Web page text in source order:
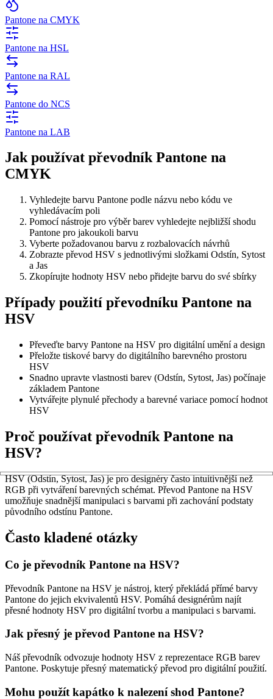
Pantone na CMYK
Pantone na HSL
Pantone na RAL
Pantone do NCS
Pantone na LAB
Jak používat převodník Pantone na
CMYK
Vyhledejte barvu Pantone podle názvu nebo kódu ve
vyhledávacím poli
Pomocí nástroje pro výběr barev vyhledejte nejbližší shodu
Pantone pro jakoukoli barvu
Vyberte požadovanou barvu z rozbalovacích návrhů
Zobrazte převod HSV s jednotlivými složkami Odstín, Sytost
a Jas
Zkopírujte hodnoty HSV nebo přidejte barvu do své sbírky
Případy použití převodníku Pantone na
HSV
Převeďte barvy Pantone na HSV pro digitální umění a design
Přeložte tiskové barvy do digitálního barevného prostoru
HSV
Snadno upravte vlastnosti barev (Odstín, Sytost, Jas) počínaje
základem Pantone
Vytvářejte plynulé přechody a barevné variace pomocí hodnot
HSV
Proč používat převodník Pantone na
HSV?
HSV (Odstín, Sytost, Jas) je pro designéry často intuitivnější než
RGB při vytváření barevných schémat. Převod Pantone na HSV
umožňuje snadnější manipulaci s barvami při zachování podstaty
původního odstínu Pantone.
Často kladené otázky
Co je převodník Pantone na HSV?
Převodník Pantone na HSV je nástroj, který překládá přímé barvy
Pantone do jejich ekvivalentů HSV. Pomáhá designérům najít
přesné hodnoty HSV pro digitální tvorbu a manipulaci s barvami.
Jak přesný je převod Pantone na HSV?
Náš převodník odvozuje hodnoty HSV z reprezentace RGB barev
Pantone. Poskytuje přesný matematický převod pro digitální použití.
Mohu použít kapátko k nalezení shod Pantone?